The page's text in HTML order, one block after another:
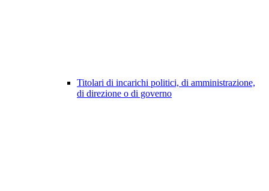
Titolari di incarichi politici, di amministrazione,
di direzione o di governo